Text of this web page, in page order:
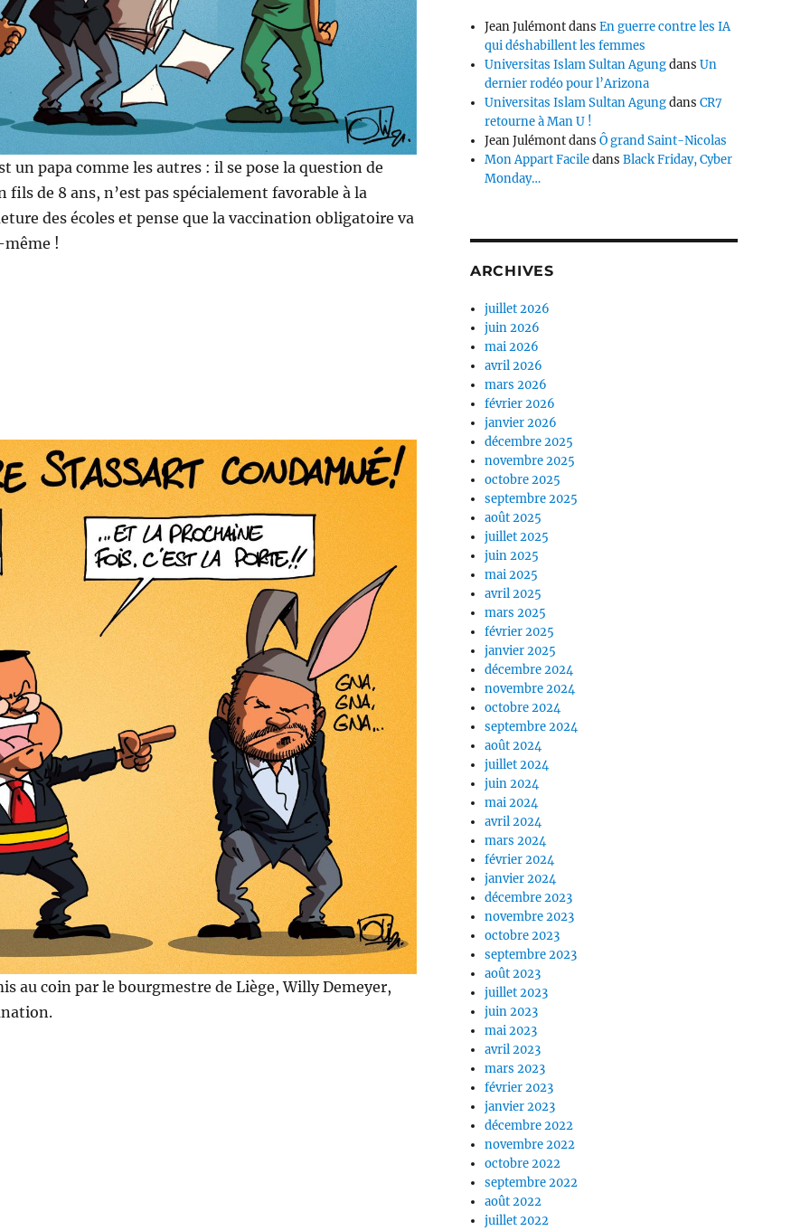
un papa comme les autres : il se pose la question de
fils de 8 ans, n’est pas spécialement favorable à la
des écoles et pense que la vaccination obligatoire va
même !
au coin par le bourgmestre de Liège, Willy Demeyer,
Jean JulémontdansEn guerre contre les IA
qui déshabillent les femmes
Universitas Islam Sultan AgungdansUn
dernier rodéo pour l’Arizona
Universitas Islam Sultan AgungdansCR7
retourne à Man U !
Jean JulémontdansÔ grand Saint-Nicolas
Mon Appart FaciledansBlack Friday, Cyber
Monday…
ARCHIVES
juillet 2026
juin 2026
mai 2026
avril 2026
mars 2026
février 2026
janvier 2026
décembre 2025
novembre 2025
octobre 2025
septembre 2025
août 2025
juillet 2025
juin 2025
mai 2025
avril 2025
mars 2025
février 2025
janvier 2025
décembre 2024
novembre 2024
octobre 2024
septembre 2024
août 2024
juillet 2024
juin 2024
mai 2024
avril 2024
mars 2024
février 2024
janvier 2024
décembre 2023
novembre 2023
octobre 2023
septembre 2023
août 2023
juillet 2023
juin 2023
mai 2023
avril 2023
mars 2023
février 2023
janvier 2023
décembre 2022
novembre 2022
octobre 2022
septembre 2022
août 2022
juillet 2022